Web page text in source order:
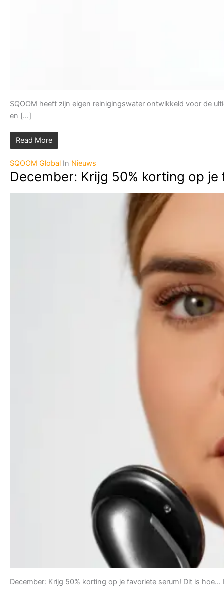
SQOOM heeft zijn eigen reinigingswater ontwikkeld voor de
en [...]
Read More
SQOOM Global In Nieuws
December: Krijg 50% korting op
December: Krijg 50% korting op je favoriete serum! Dit is